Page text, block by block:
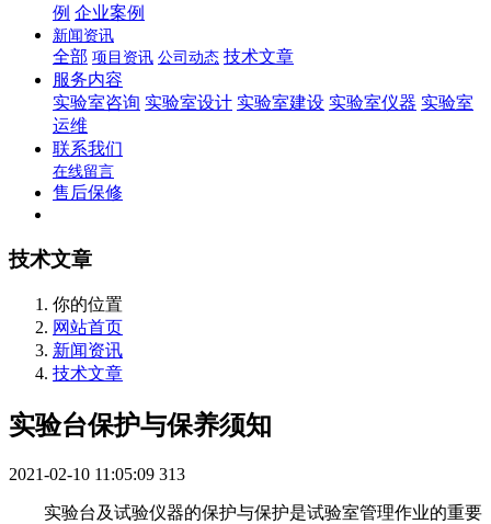
例 企业案例
新闻资讯
全部 项目资讯 公司动态 技术文章
服务内容
实验室咨询 实验室设计 实验室建设 实验室仪器 实验室
运维
联系我们
在线留言
售后保修
技术文章
你的位置
网站首页
新闻资讯
技术文章
实验台保护与保养须知
2021-02-10 11:05:09 313
实验台及试验仪器的保护与保护是试验室管理作业的重要